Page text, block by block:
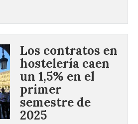
Los contratos en
hostelería caen
un 1,5% en el
primer
semestre de
2025